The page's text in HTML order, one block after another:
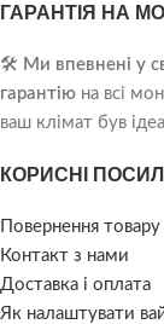
ГАРАНТІЯ НА
🛠️ Ми впевнені у
гарантію на всі
ваш клімат був
КОРИСНІ
Повернення товару
Контакт з нами
Доставка і оплата
Як налаштувати